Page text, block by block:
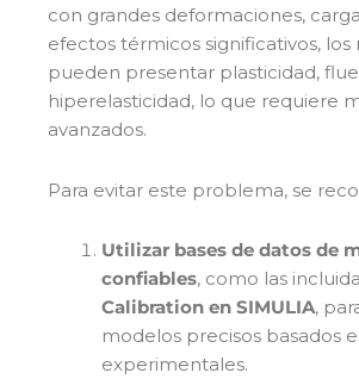
con grandes deformaciones,
efectos térmicos significativos, los
pueden presentar plasticidad,
hiperelasticidad, lo que requiere
avanzados.
Para evitar este problema, se
Utilizar bases de datos de
confiables, como las
Calibration en SIMULIA,
modelos precisos basados
experimentales.